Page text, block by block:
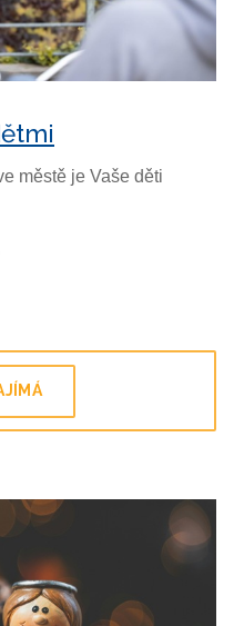
městě je Vaše děti